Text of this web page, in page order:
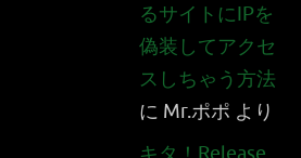
るサイトにIPを
偽装してアクセ
スしちゃう方法
に Mr.ポポ より